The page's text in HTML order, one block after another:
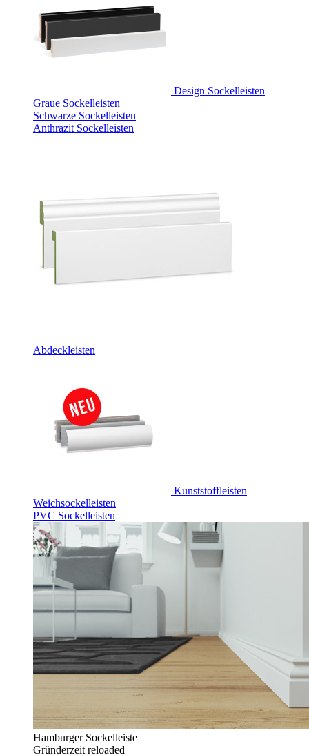
Design Sockelleisten
Graue Sockelleisten
Schwarze Sockelleisten
Anthrazit Sockelleisten
Abdeckleisten
Kunststoffleisten
Weichsockelleisten
PVC Sockelleisten
Hamburger Sockelleiste
Gründerzeit reloaded